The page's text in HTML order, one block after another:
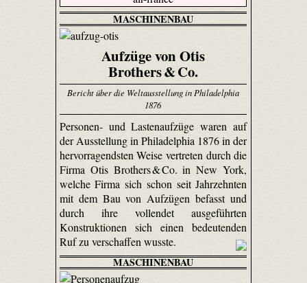
MASCHINENBAU
Aufzüge von Otis
Brothers & Co.
Bericht über die Weltausstellung in Philadelphia
1876
Personen- und Lastenaufzüge waren auf
der Ausstellung in Philadelphia 1876 in der
hervorragendsten Weise vertreten durch die
Firma Otis Brothers & Co. in New York,
welche Firma sich schon seit Jahrzehnten
mit dem Bau von Aufzügen befasst und
durch ihre vollendet ausgeführten
Konstruktionen sich einen bedeutenden
Ruf zu verschaffen wusste.
MASCHINENBAU